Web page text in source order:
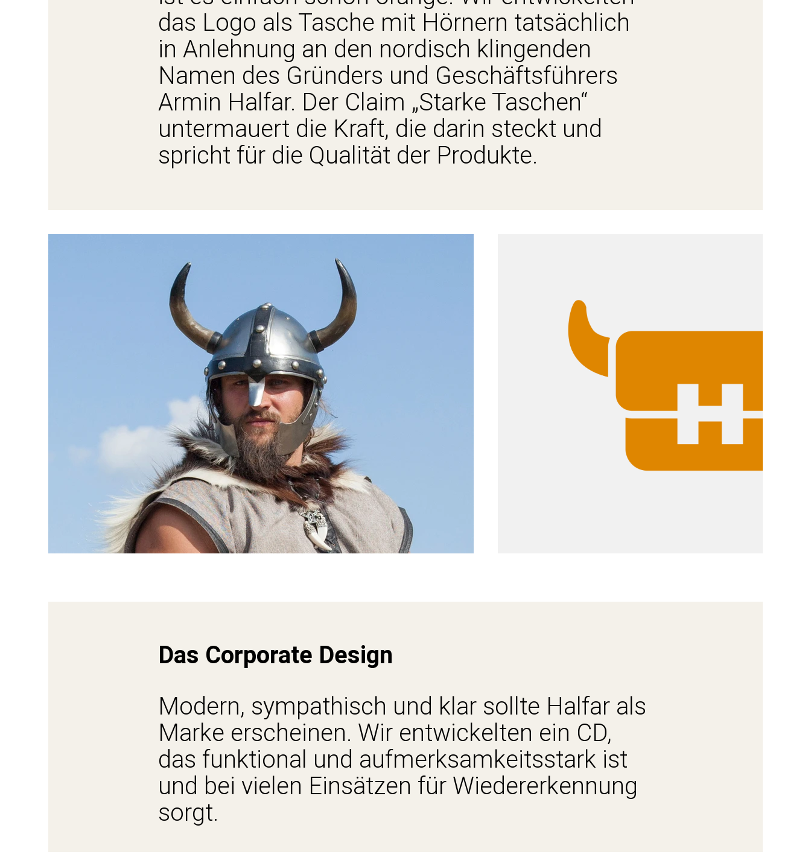
das Logo als Tasche mit Hörnern tatsächlich
in Anlehnung an den nordisch klingenden
Namen des Gründers und Geschäftsführers
Armin Halfar. Der Claim „Starke Taschen“
untermauert die Kraft, die darin steckt und
spricht für die Qualität der Produkte.
Das Corporate Design
Modern, sympathisch und klar sollte Halfar als
Marke erscheinen. Wir entwickelten ein CD,
das funktional und aufmerksamkeitsstark ist
und bei vielen Einsätzen für Wiedererkennung
sorgt.